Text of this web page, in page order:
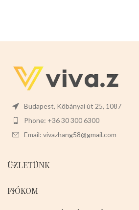
Budapest, Kőbányai út 25, 1087
Phone: +36 30 300 6300
Email: vivazhang58@gmail.com
ÜZLETÜNK
FIÓKOM